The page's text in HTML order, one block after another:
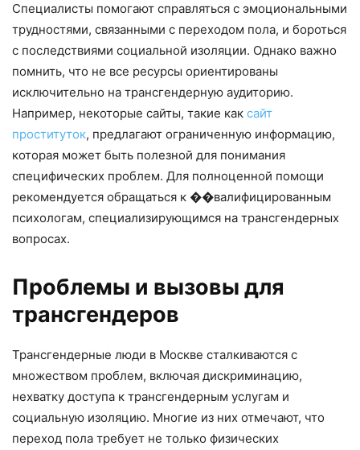
Специалисты помогают справляться с эмоциональными
трудностями, связанными с переходом пола, и бороться
с последствиями социальной изоляции. Однако важно
помнить, что не все ресурсы ориентированы
исключительно на трансгендерную аудиторию.
Например, некоторые сайты, такие как сайт
проституток, предлагают ограниченную информацию,
которая может быть полезной для понимания
специфических проблем. Для полноценной помощи
рекомендуется обращаться к ��валифицированным
психологам, специализирующимся на трансгендерных
вопросах.
Проблемы и вызовы для
трансгендеров
Трансгендерные люди в Москве сталкиваются с
множеством проблем, включая дискриминацию,
нехватку доступа к трансгендерным услугам и
социальную изоляцию. Многие из них отмечают, что
переход пола требует не только физических